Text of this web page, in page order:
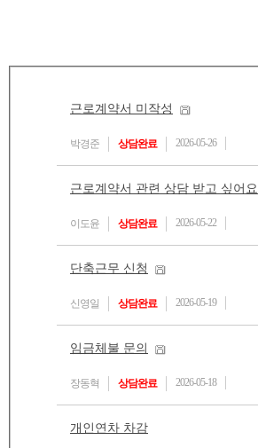
근로계약서 미작성
박경준 상담완료 2026-05-26
근로계약서 관련 상담 받고 싶어요
이도윤 상담완료 2026-05-22
단축근무 신청
신영일 상담완료 2026-05-19
임금체불 문의
장동혁 상담완료 2026-05-18
개인연차 차감